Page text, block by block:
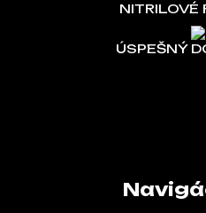
NITRILOVÉ
ÚSPEŠNÝ